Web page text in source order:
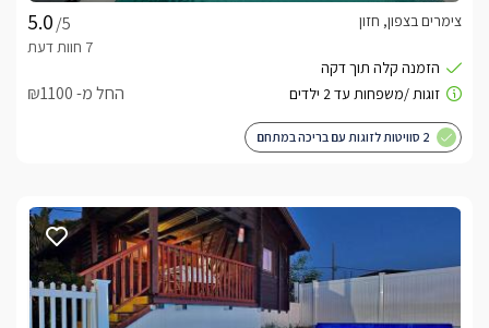
/5
צימרים בצפון, חזון
החל מ- ₪1100
2 סוויטות לזוגות עם בריכה במתחם